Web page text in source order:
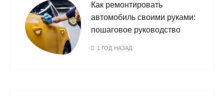
Как ремонтировать
автомобиль своими руками:
пошаговое руководство
1 ГОД НАЗАД